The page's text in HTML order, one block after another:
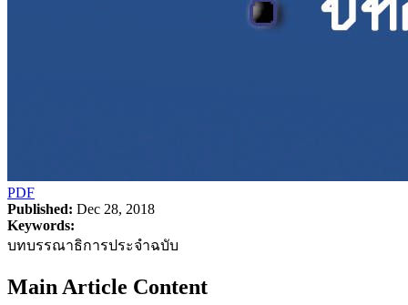
PDF
Published: Dec 28, 2018
Keywords:
บทบรรณาธิการประจำฉบับ
Main Article Content